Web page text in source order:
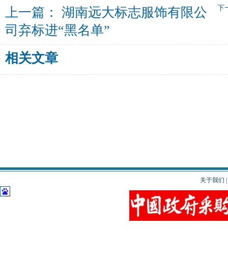
下
上一篇： 湖南远大标志服饰有限公
司弃标进“黑名单”
相关文章
关于我们